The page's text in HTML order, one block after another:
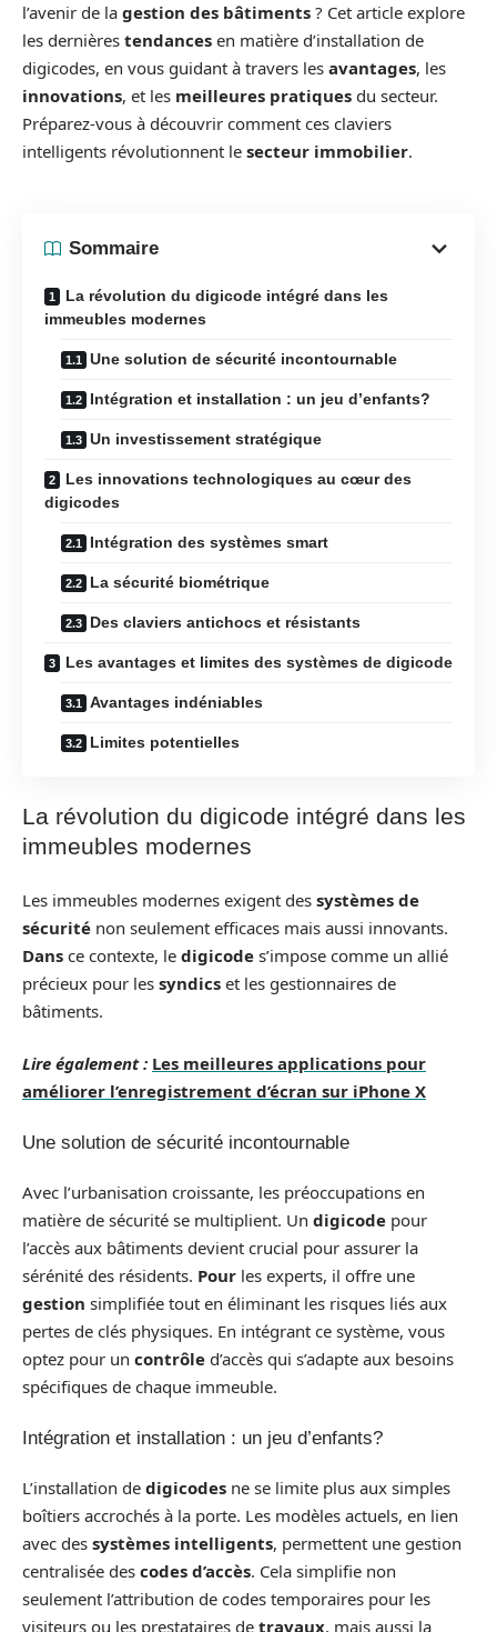
l’avenir de la gestion des bâtiments ? Cet article explore
les dernières tendances en matière d’installation de
digicodes, en vous guidant à travers les avantages, les
innovations, et les meilleures pratiques du secteur.
Préparez-vous à découvrir comment ces claviers
intelligents révolutionnent le secteur immobilier.
Sommaire
La révolution du digicode intégré dans les
immeubles modernes
Une solution de sécurité incontournable
Intégration et installation : un jeu d’enfants?
Un investissement stratégique
Les innovations technologiques au cœur des
digicodes
Intégration des systèmes smart
La sécurité biométrique
Des claviers antichocs et résistants
Les avantages et limites des systèmes de digicode
Avantages indéniables
Limites potentielles
La révolution du digicode intégré dans les
immeubles modernes
Les immeubles modernes exigent des systèmes de
sécurité non seulement efficaces mais aussi innovants.
Dans ce contexte, le digicode s’impose comme un allié
précieux pour les syndics et les gestionnaires de
bâtiments.
Lire également : Les meilleures applications pour
améliorer l’enregistrement d’écran sur iPhone X
Une solution de sécurité incontournable
Avec l’urbanisation croissante, les préoccupations en
matière de sécurité se multiplient. Un digicode pour
l’accès aux bâtiments devient crucial pour assurer la
sérénité des résidents. Pour les experts, il offre une
gestion simplifiée tout en éliminant les risques liés aux
pertes de clés physiques. En intégrant ce système, vous
optez pour un contrôle d’accès qui s’adapte aux besoins
spécifiques de chaque immeuble.
Intégration et installation : un jeu d’enfants?
L’installation de digicodes ne se limite plus aux simples
boîtiers accrochés à la porte. Les modèles actuels, en lien
avec des systèmes intelligents, permettent une gestion
centralisée des codes d’accès. Cela simplifie non
seulement l’attribution de codes temporaires pour les
visiteurs ou les prestataires de travaux, mais aussi la